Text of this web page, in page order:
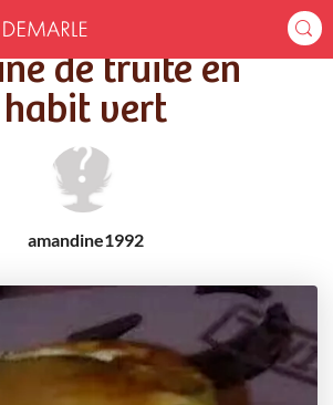
Terrine de truite en habit vert
de truite en
habit vert
amandine1992